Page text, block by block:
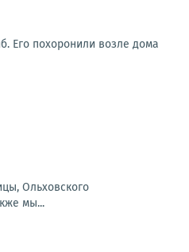
Его похоронили возле дома
Ольховского
мы...